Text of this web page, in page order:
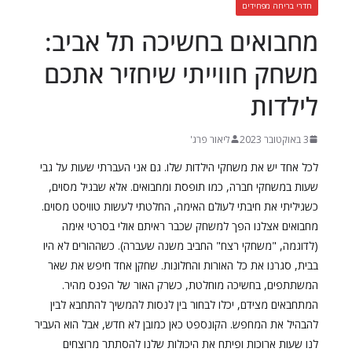
חדרי בריחה מפחידים
מחבואים בחשיכה תל אביב:
משחק חווייתי שיחזיר אתכם
לילדות
3 באוקטובר 2023 ליאור פרג'
לכל אחד יש את משחקי הילדות שלו. גם אני העברתי שעות על גבי
שעות במשחקי חברה, כמו תופסת ומחבואים. אלא שבגיל מסוים,
כשגיליתי את חיבתי לעולם האימה, החלטתי לעשות טוויסט מסוים.
מחבואים אצלנו הפך למשחק שכבר ראיתם אולי בסרטי אימה
(לדוגמה, "משחקי רצח" החביב משנה שעברה). כשההורים לא היו
בבית, סגרנו את כל האורות והחלונות. שחקן אחד חיפש את שאר
המשתתפים, בחשיכה מוחלטת, כשרק האור של הפנס מהיר.
המתחבאים מצידם, יכלו לבחור בין לנסות להמשיך להתחבא לבין
להבהיל את המחפש. הקונספט כאן כמובן לא חדש, אבל הוא העביר
לנו שעות ארוכות ופיתח את היכולות שלנו להסתתר מרוצחים